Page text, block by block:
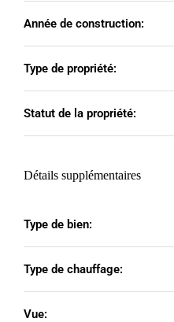
Année de construction:
Type de propriété:
Statut de la propriété:
Détails supplémentaires
Type de bien:
Type de chauffage:
Vue: